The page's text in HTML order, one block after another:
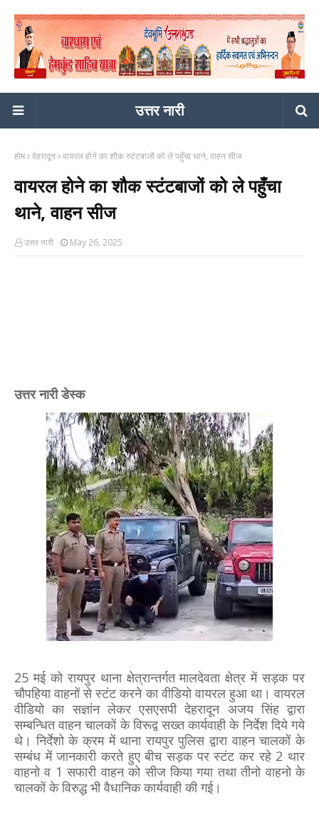
उत्तर नारी
होम देहरादून वायरल होने का शौक स्टंटबाजों को ले पहुँचा थाने, वाहन सीज
वायरल होने का शौक स्टंटबाजों को ले पहुँचा
थाने, वाहन सीज
उत्तर नारी May 26, 2025
उत्तर नारी डेस्क
25 मई को रायपुर थाना क्षेत्रान्तर्गत मालदेवता क्षेत्र में सड़क पर
चौपहिया वाहनों से स्टंट करने का वीडियो वायरल हुआ था। वायरल
वीडियो का सज्ञांन लेकर एसएसपी देहरादून अजय सिंह द्वारा
सम्बन्धित वाहन चालकों के विरूद्व सख्त कार्यवाही के निर्देश दिये गये
थे। निर्देशो के क्रम में थाना रायपुर पुलिस द्वारा वाहन चालकों के
सम्बंध में जानकारी करते हुए बीच सड़क पर स्टंट कर रहे 2 थार
वाहनो व 1 सफारी वाहन को सीज किया गया तथा तीनो वाहनो के
चालकों के विरुद्ध भी वैधानिक कार्यवाही की गई।